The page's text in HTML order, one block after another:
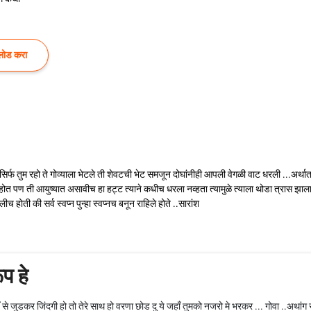
करा
तुम रहो ते गोव्याला भेटले ती शेवटची भेट समजून दोघांनीही आपली वेगळी वाट धरली
पण ती आयुष्यात असावीच हा हट्ट त्याने कधीच धरला नव्हता त्यामुळे त्याला थोडा त्रास
की सर्व स्वप्न पुन्हा स्वप्नच बनून राहिले होते ..सारांश
हे
जिंदगी हो तो तेरे साथ हो वरणा छोड दु ये जहाँ तुमको नजरो मे भरकर ... गोवा ..अथांग